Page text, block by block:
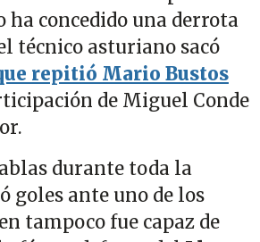
ha concedido una derrota
técnico asturiano sacó
repitió Mario Bustos
de Miguel Conde
durante toda la
goles ante uno de los
tampoco fue capaz de